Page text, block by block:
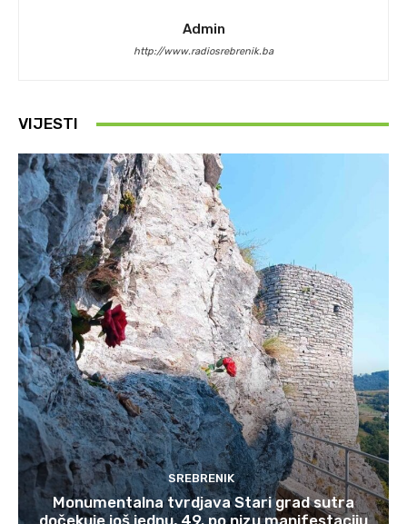
Admin
http://www.radiosrebrenik.ba
VIJESTI
SREBRENIK
Monumentalna tvrdjava Stari grad sutra
dočekuje još jednu, 49. po nizu manifestaciju